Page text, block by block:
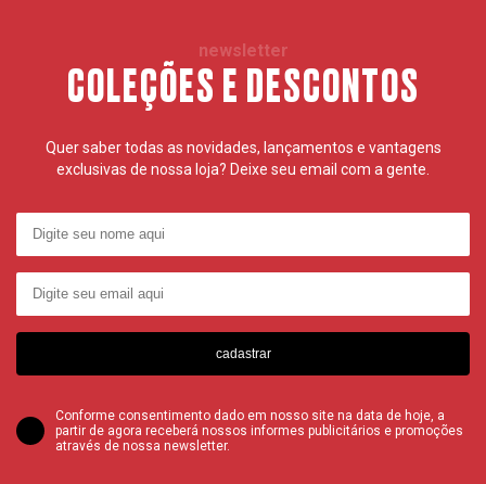
newsletter
COLEÇÕES E DESCONTOS
Quer saber todas as novidades, lançamentos e vantagens
exclusivas de nossa loja? Deixe seu email com a gente.
cadastrar
Conforme consentimento dado em nosso site na data de hoje, a
partir de agora receberá nossos informes publicitários e promoções
através de nossa newsletter.